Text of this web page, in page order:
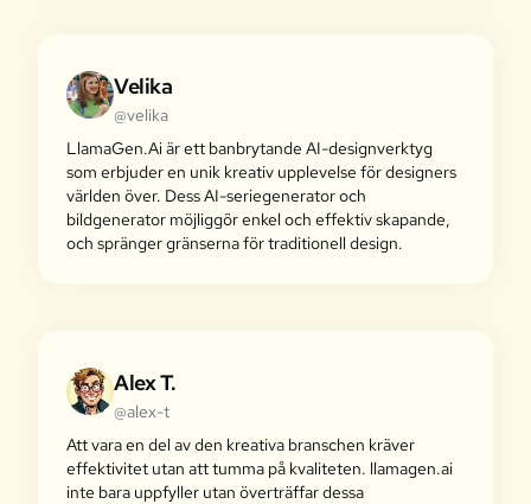
Velika
@velika
LlamaGen.Ai är ett banbrytande AI-designverktyg
som erbjuder en unik kreativ upplevelse för designers
världen över. Dess AI-seriegenerator och
bildgenerator möjliggör enkel och effektiv skapande,
och spränger gränserna för traditionell design.
Alex T.
@alex-t
Att vara en del av den kreativa branschen kräver
effektivitet utan att tumma på kvaliteten. llamagen.ai
inte bara uppfyller utan överträffar dessa